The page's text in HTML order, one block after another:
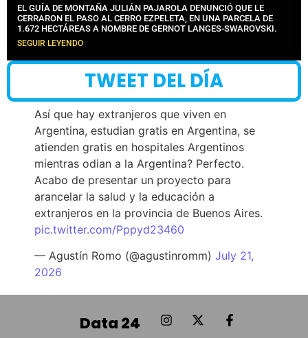
EL GUÍA DE MONTAÑA JULIÁN PAJAROLA DENUNCIÓ QUE LE
CERRARON EL PASO AL CERRO EZPELETA, EN UNA PARCELA DE
1.672 HECTÁREAS A NOMBRE DE GERNOT LANGES-SWAROVSKI.
SEGUIR LEYENDO
TWEET DEL DÍA
Así que hay extranjeros que viven en
Argentina, estudian gratis en Argentina, se
atienden gratis en hospitales Argentinos
mientras odian a la Argentina? Perfecto.
Acabo de presentar un proyecto para
arancelar la salud y la educación a
extranjeros en la provincia de Buenos Aires.
pic.twitter.com/Pppyd23460
— Agustín Romo (@agustinromm) July 21,
2026
Data 24